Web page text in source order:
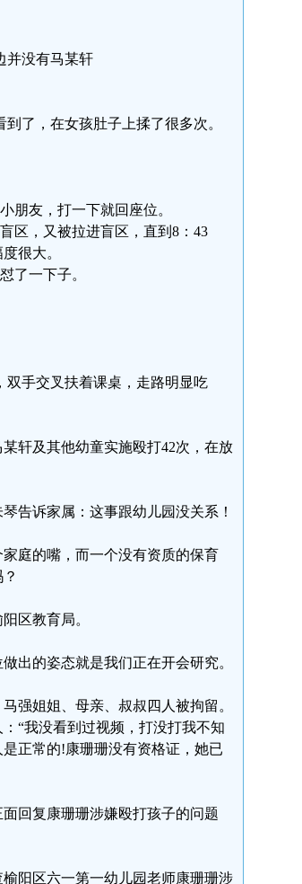
并没有马某轩
了，在女孩肚子上揉了很多次。
朋友，打一下就回座位。
区，又被拉进盲区，直到8：43
很大。
了一下子。
双手交叉扶着课桌，走路明显吃
轩及其他幼童实施殴打42次，在放
告诉家属：这事跟幼儿园没关系！
庭的嘴，而一个没有资质的保育
区教育局。
出的姿态就是我们正在开会研究。
强姐姐、母亲、叔叔四人被拘留。
“我没看到过视频，打没打我不知
正常的!康珊珊没有资格证，她已
回复康珊珊涉嫌殴打孩子的问题
阳区六一第一幼儿园老师康珊珊涉